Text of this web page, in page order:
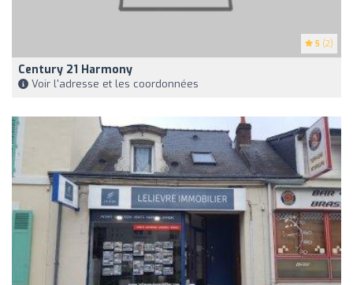
5 (2)
Century 21 Harmony
Voir l'adresse et les coordonnées